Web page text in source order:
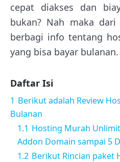
cepat diakses dan
bukan? Nah maka
berbagi info tentang
yang bisa bayar bulanan.
Daftar Isi
1 Berikut adalah Review
Bulanan
1.1 Hosting Murah
Addon Domain sampai 5
1.2 Berikut Rincian paket